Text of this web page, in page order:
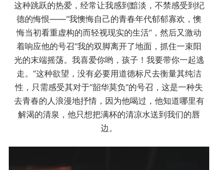
这种跳跃的热爱，经常让我感到黯淡，不禁感受到纪
德的悔恨——“我懊悔自己的青春年代郁郁寡欢，懊
悔当初看重虚构的而轻视现实的生活”，然后又激动
着响应他的号召“我的双脚离开了地面，抓住一束阳
光的末端摇荡。我喜爱你哟，孩子！我要带你一起逃
走。”这种欲望，没有必要用道德标尺去衡量其纯洁
性，只需感受其对于“韶华莫负”的号召，这是一种失
去青春的人浪漫地抒情，因为他喝过，他知道哪里有
解渴的清泉，他只想把满杯的清凉水送到我们的唇
边。